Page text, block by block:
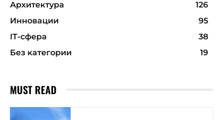
Архитектура
126
Инновации
95
ІТ-сфера
38
Без категории
19
MUST READ